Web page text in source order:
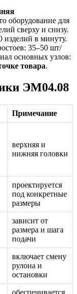
оборудование для
сверху и снизу.
изделий в минуту.
35–50 шт/
основных узлов:
товара.
ЭМ04.08
Примечание
верхняя и
нижняя головки
проектируется
под конкретные
размеры
зависит от
размера и шага
подачи
включает смену
рулона и
остановки
обеспечивается